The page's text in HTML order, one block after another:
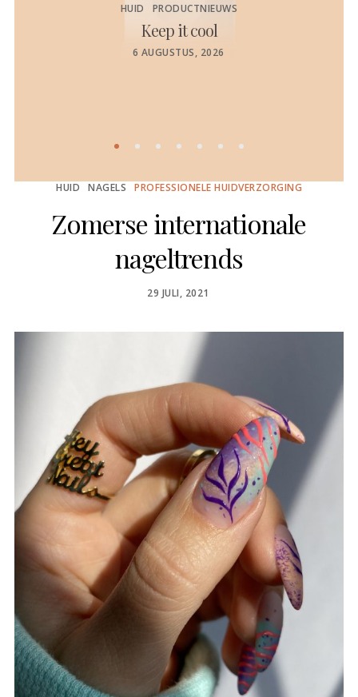
HUID PRODUCTNIEUWS
Keep it cool
POSTED
6 AUGUSTUS, 2026
HUID NAGELS PROFESSIONELE HUIDVERZORGING
Zomerse internationale
nageltrends
POSTED
29 JULI, 2021